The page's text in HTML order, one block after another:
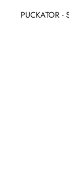
PUCKATOR -